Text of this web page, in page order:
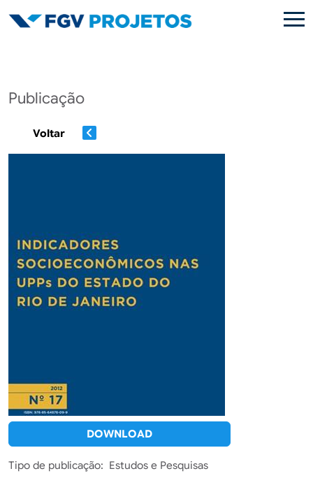
Publicação
Voltar
DOWNLOAD
Tipo de publicação Estudos e Pesquisas